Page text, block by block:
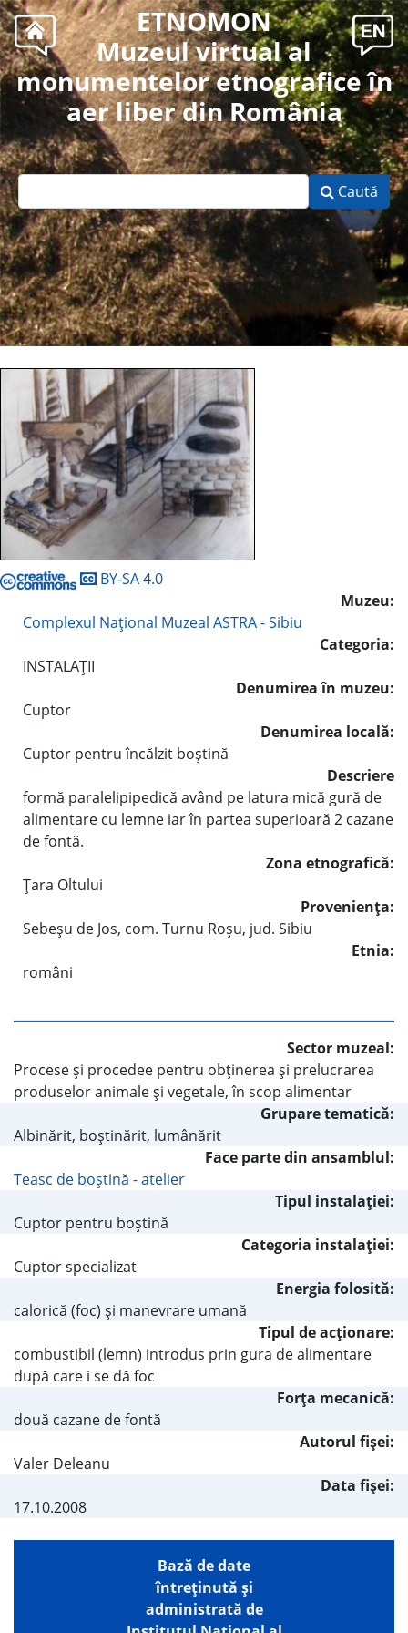
ETNOMON
Muzeul virtual al
monumentelor etnografice în
aer liber din România
Caută
BY-SA 4.0
Muzeu:
Complexul Naţional Muzeal ASTRA - Sibiu
Categoria:
INSTALAŢII
Denumirea în muzeu:
Cuptor
Denumirea locală:
Cuptor pentru încălzit boştină
Descriere
formă paralelipipedică având pe latura mică gură de
alimentare cu lemne iar în partea superioară 2 cazane
de fontă.
Zona etnografică:
Ţara Oltului
Provenienţa:
Sebeşu de Jos, com. Turnu Roşu, jud. Sibiu
Etnia:
români
Sector muzeal:
Procese şi procedee pentru obţinerea şi prelucrarea
produselor animale şi vegetale, în scop alimentar
Grupare tematică:
Albinărit, boştinărit, lumânărit
Face parte din ansamblul:
Teasc de boştină - atelier
Tipul instalaţiei:
Cuptor pentru boştină
Categoria instalaţiei:
Cuptor specializat
Energia folosită:
calorică (foc) şi manevrare umană
Tipul de acţionare:
combustibil (lemn) introdus prin gura de alimentare
după care i se dă foc
Forţa mecanică:
două cazane de fontă
Autorul fişei:
Valer Deleanu
Data fișei:
17.10.2008
Bază de date
întreţinută şi
administrată de